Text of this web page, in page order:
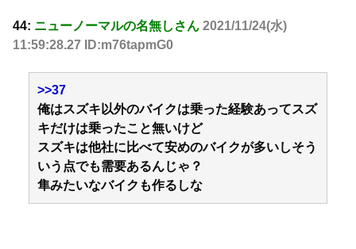
44: ニューノーマルの名無しさん 2021/11/24(水)
11:59:28.27 ID:m76tapmG0
>>37
俺はスズキ以外のバイクは乗った経験あってスズ
キだけは乗ったこと無いけど
スズキは他社に比べて安めのバイクが多いしそう
いう点でも需要あるんじゃ？
隼みたいなバイクも作るしな